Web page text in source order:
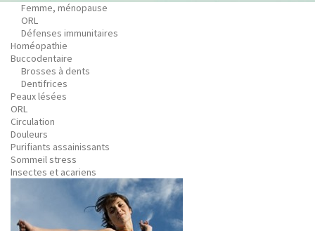
Femme, ménopause
ORL
Défenses immunitaires
Homéopathie
Buccodentaire
Brosses à dents
Dentifrices
Peaux lésées
ORL
Circulation
Douleurs
Purifiants assainissants
Sommeil stress
Insectes et acariens